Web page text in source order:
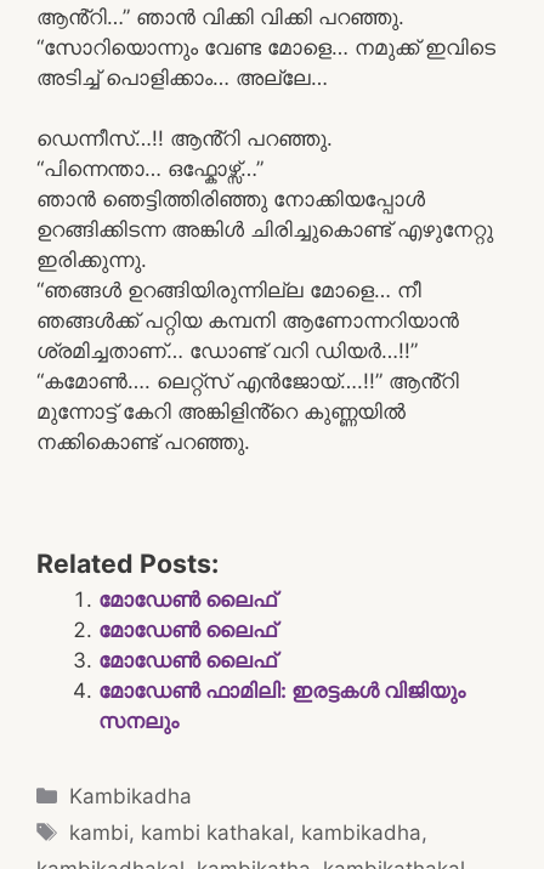
ആൻ്റി…” ഞാൻ വിക്കി വിക്കി പറഞ്ഞു.
“സോറിയൊന്നും വേണ്ട മോളെ… നമുക്ക് ഇവിടെ
അടിച്ച് പൊളിക്കാം… അല്ലേ…
ഡെന്നീസ്…!! ആൻ്റി പറഞ്ഞു.
“പിന്നെന്താ… ഒഫ്കോഴ്സ്…”
ഞാൻ ഞെട്ടിത്തിരിഞ്ഞു നോക്കിയപ്പോൾ
ഉറങ്ങിക്കിടന്ന അങ്കിൾ ചിരിച്ചുകൊണ്ട് എഴുനേറ്റു
ഇരിക്കുന്നു.
“ഞങ്ങൾ ഉറങ്ങിയിരുന്നില്ല മോളെ… നീ
ഞങ്ങൾക്ക് പറ്റിയ കമ്പനി ആണോന്നറിയാൻ
ശ്രമിച്ചതാണ്… ഡോണ്ട് വറി ഡിയർ…!!”
“കമോൺ…. ലെറ്റ്സ് എൻജോയ്….!!” ആൻ്റി
മുന്നോട്ട് കേറി അങ്കിളിൻ്റെ കുണ്ണയിൽ
നക്കികൊണ്ട് പറഞ്ഞു.
Related Posts:
മോഡേൺ ലൈഫ്
മോഡേൺ ലൈഫ്
മോഡേൺ ലൈഫ്
മോഡേൺ ഫാമിലി: ഇരട്ടകൾ വിജിയും
സനലും
Categories
Kambikadha
Tags
kambi, kambi kathakal, kambikadha,